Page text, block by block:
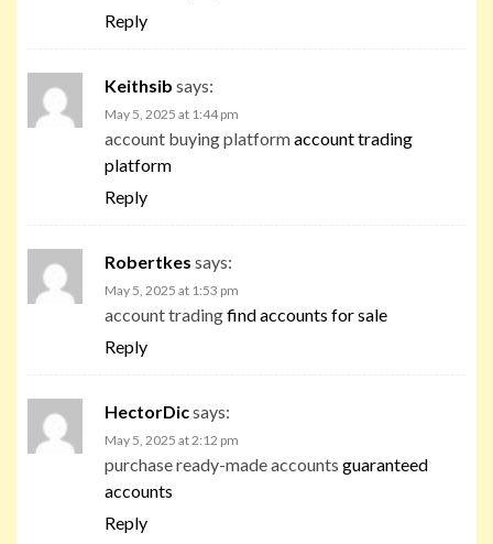
Reply
Keithsib says:
May 5, 2025 at 1:44 pm
account buying platformaccount trading
platform
Reply
Robertkes says:
May 5, 2025 at 1:53 pm
account tradingfind accounts for sale
Reply
HectorDicsays:
May 5, 2025 at 2:12 pm
purchase ready-made accounts guaranteed
accounts
Reply